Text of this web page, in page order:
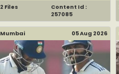
2 Files
Content Id :
257085
Mumbai 05 Aug 2026